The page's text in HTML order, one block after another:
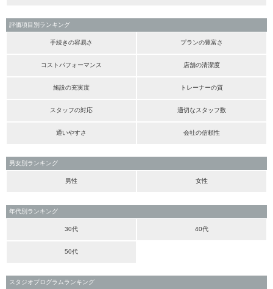
評価項目別ランキング
手続きの容易さ プランの豊富さ
コストパフォーマンス 店舗の清潔度
施設の充実度 トレーナーの質
スタッフの対応 適切なスタッフ数
通いやすさ 会社の信頼性
男女別ランキング
男性 女性
年代別ランキング
30代 40代
50代
スタジオプログラムランキング